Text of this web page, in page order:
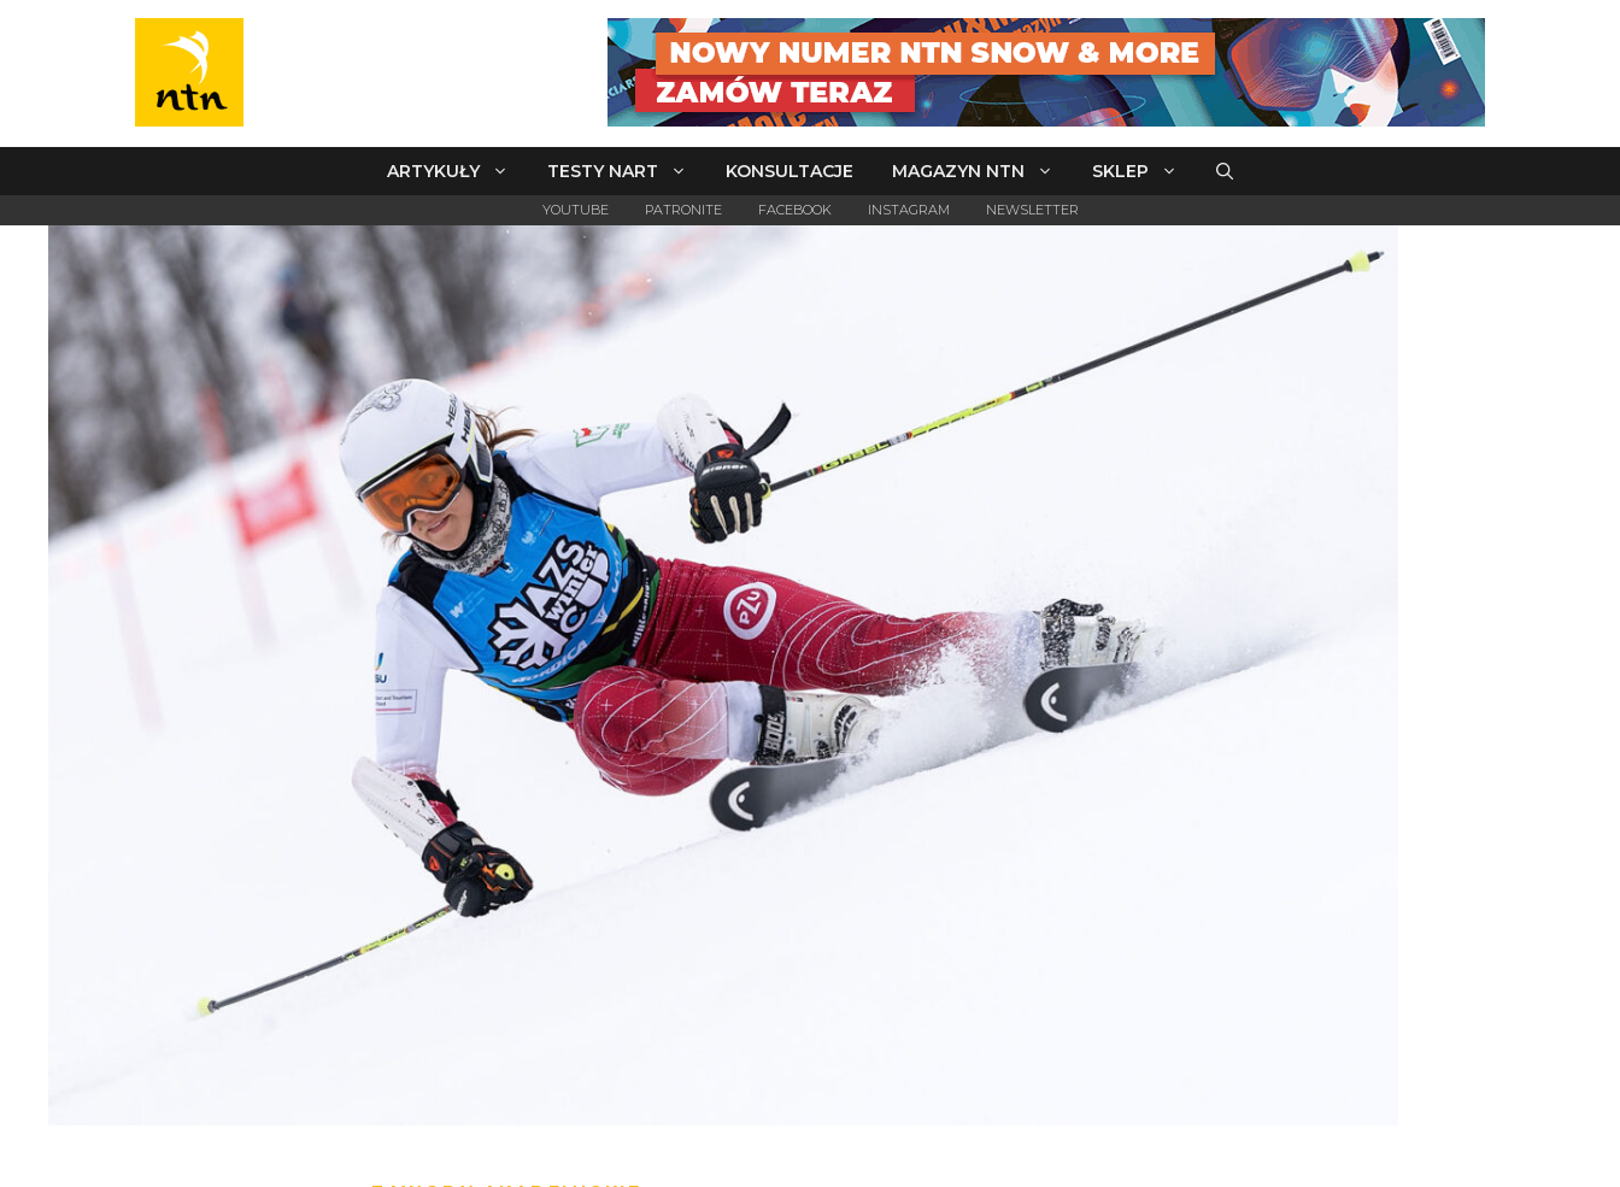
ARTYKUŁY TESTY NART KONSULTACJE MAGAZYN NTN SKLEP
YOUTUBE PATRONITE FACEBOOK INSTAGRAM NEWSLETTER